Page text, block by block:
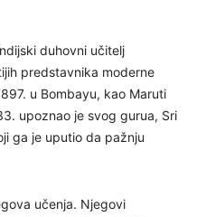
duhovni učitelj
predstavnika moderne
u Bombayu, kao Maruti
upoznao je svog gurua, Sri
ga je uputio da pažnju
učenja. Njegovi